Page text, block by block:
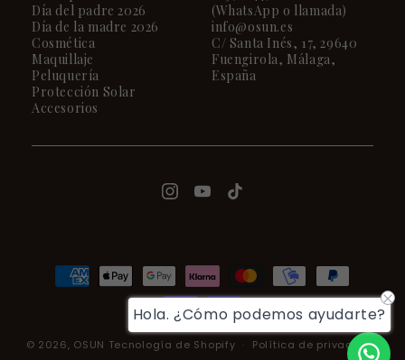
Día del padre 2026
Día de la madre 2026
Cosmética
Maquillaje
Peluquería
Protección Solar
Accesorios
(WhatsApp o llamada)
info@osun.es
C/ Santa Inés, 17, 29640
Fuengirola, Málaga,
España
Formas
© 2026, OSUN Tecnología de Shopify Política de privacidad
Hola. ¿Cómo podemos ayudarte?